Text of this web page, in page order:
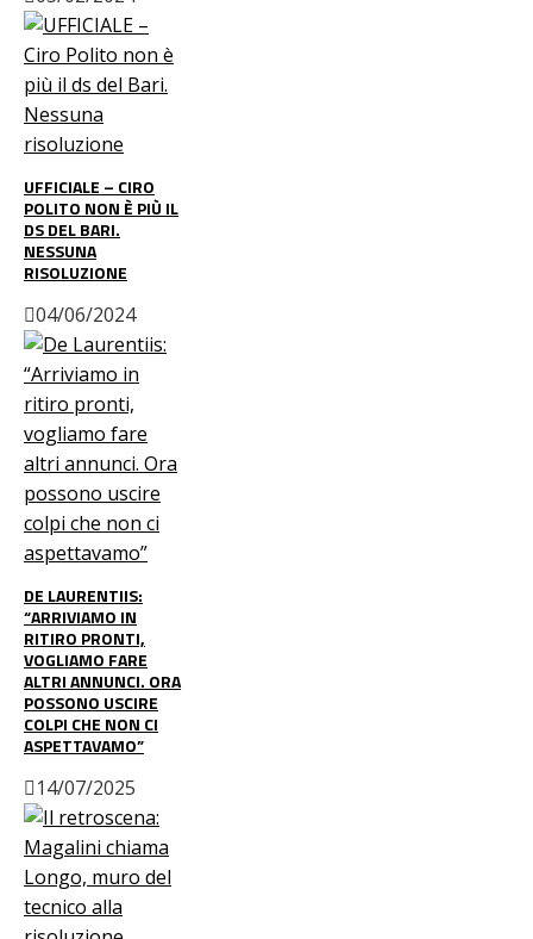
UFFICIALE – CIRO
POLITO NON È PIÙ IL
DS DEL BARI.
NESSUNA
RISOLUZIONE
04/06/2024
DE LAURENTIIS:
“ARRIVIAMO IN
RITIRO PRONTI,
VOGLIAMO FARE
ALTRI ANNUNCI. ORA
POSSONO USCIRE
COLPI CHE NON CI
ASPETTAVAMO”
14/07/2025